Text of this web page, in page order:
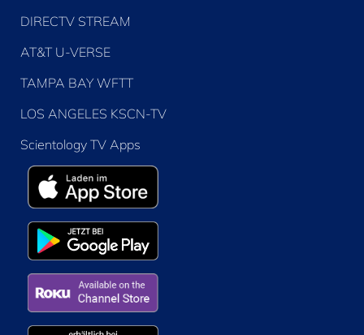
DIRECTV STREAM
AT&T U-VERSE
TAMPA BAY WFTT
LOS ANGELES KSCN-TV
Scientology TV Apps